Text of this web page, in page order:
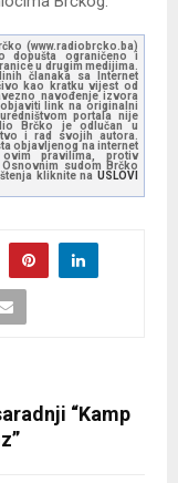
(www.radiobrcko.ba)
dopušta ograničeno i
u drugim medijima.
članaka sa Internet
kao kratku vijest od
navođenje izvora
link na originalni
portala nije
Brčko je odlučan u
i rad svojih autora.
objavljenog na internet
ovim pravilima, protiv
sudom Brčko
kliknite na USLOVI
“Kamp